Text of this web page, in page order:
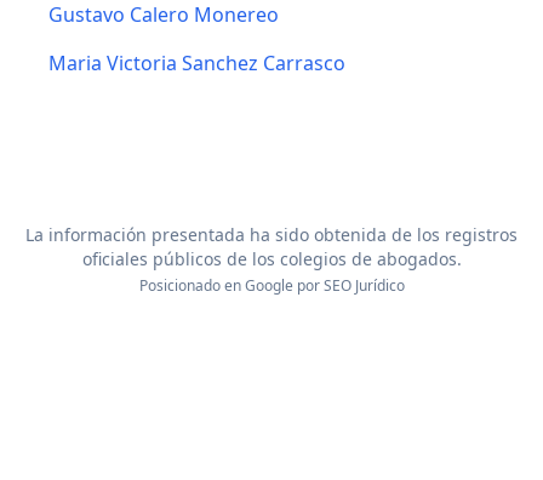
Gustavo Calero Monereo
Maria Victoria Sanchez Carrasco
La información presentada ha sido obtenida de los registros
oficiales públicos de los colegios de abogados.
Posicionado en Google porSEO Jurídico